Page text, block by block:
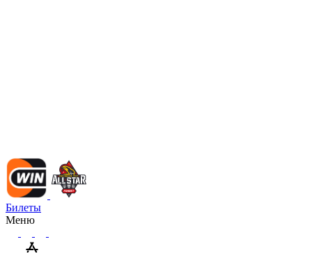
Билеты
Меню